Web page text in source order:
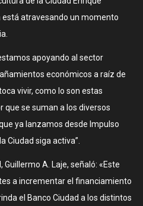
está atravesando un momento
apoyando al sector
económicos a raíz de
vivir, como lo son estas
que se suman a los diversos
ya lanzamos desde Impulso
Ciudad siga activa”.
Guillermo A. Laje, señaló: «Este
a incrementar el financiamiento
el Banco Ciudad a los distintos